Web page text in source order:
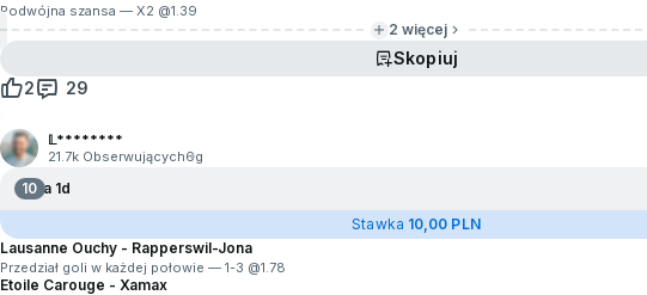
Podwójna szansa — X2 @1.39
2 więcej
Skopiuj
2
29
𝕃********
21.7k Obserwujących6g
10Za 1d
Stawka 10,00 PLN
Lausanne Ouchy - Rapperswil-Jona
Przedział goli w każdej połowie — 1-3 @1.78
Etoile Carouge - Xamax